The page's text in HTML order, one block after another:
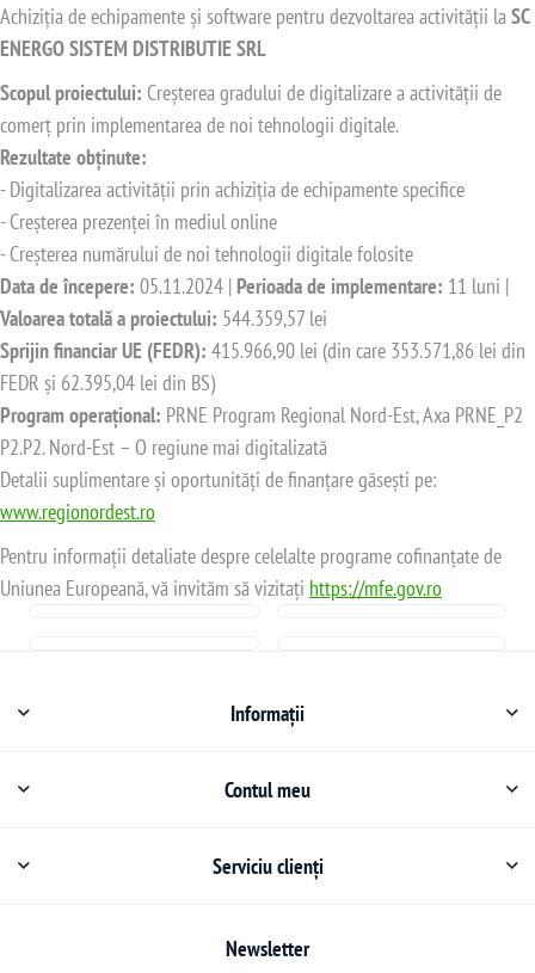
Achiziția de echipamente și software pentru dezvoltarea activității la SC
ENERGO SISTEM DISTRIBUTIE SRL
Scopul proiectului: Creșterea gradului de digitalizare a activității de
comerț prin implementarea de noi tehnologii digitale.
Rezultate obținute:
- Digitalizarea activității prin achiziția de echipamente specifice
- Creșterea prezenței în mediul online
- Creșterea numărului de noi tehnologii digitale folosite
Data de începere: 05.11.2024 | Perioada de implementare: 11 luni |
Valoarea totală a proiectului: 544.359,57 lei
Sprijin financiar UE (FEDR): 415.966,90 lei (din care 353.571,86 lei din
FEDR și 62.395,04 lei din BS)
Program operațional: PRNE Program Regional Nord-Est, Axa PRNE_P2
P2.P2. Nord-Est – O regiune mai digitalizată
Detalii suplimentare și oportunități de finanțare găsești pe:
www.regionordest.ro
Pentru informații detaliate despre celelalte programe cofinanțate de
Uniunea Europeană, vă invităm să vizitați https://mfe.gov.ro
Informații
Contul meu
Serviciu clienți
Newsletter